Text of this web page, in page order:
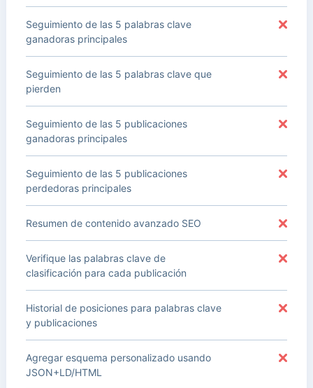
Seguimiento de las 5 palabras clave
ganadoras principales
Seguimiento de las 5 palabras clave que
pierden
Seguimiento de las 5 publicaciones
ganadoras principales
Seguimiento de las 5 publicaciones
perdedoras principales
Resumen de contenido avanzado SEO
Verifique las palabras clave de
clasificación para cada publicación
Historial de posiciones para palabras clave
y publicaciones
Agregar esquema personalizado usando
JSON+LD/HTML